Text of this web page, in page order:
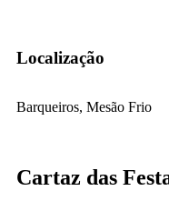
Localização
Barqueiros, Mesão Frio
Cartaz das